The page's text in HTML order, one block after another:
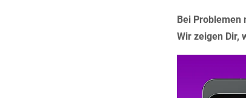
Bei Problemen
Wir zeigen Dir,